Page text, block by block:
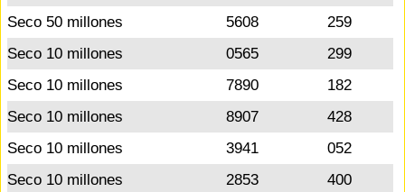
Seco 50 millones
5608
259
Seco 10 millones
0565
299
Seco 10 millones
7890
182
Seco 10 millones
8907
428
Seco 10 millones
3941
052
Seco 10 millones
2853
400